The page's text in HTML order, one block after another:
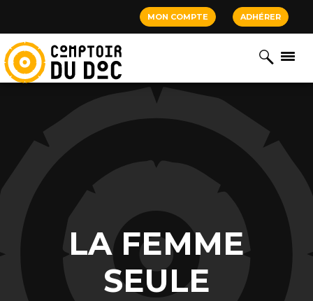
MON COMPTE ADHÉRER
LA FEMME
SEULE
Cookies management panel